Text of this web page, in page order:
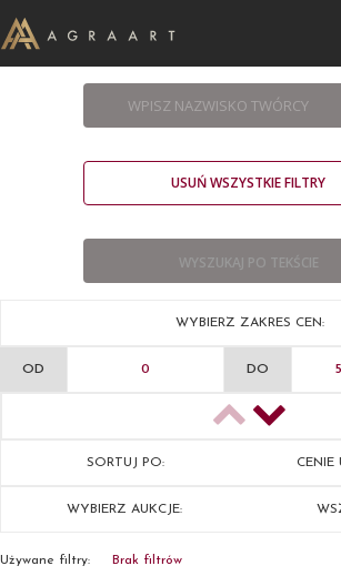
USUŃ WSZYSTKIE FILTRY
WYBIERZ ZAKRES CEN:
OD DO
SORTUJ PO: CENIE
WYBIERZ AUKCJE:
Używane filtry: Brak filtrów